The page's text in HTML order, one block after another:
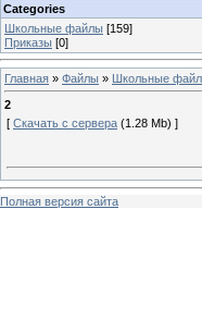
Categories
Школьные файлы [159]
Приказы [0]
Главная » Файлы » Школьные
2
[ Скачать с сервера (1.28 Mb) ]
Полная версия сайта